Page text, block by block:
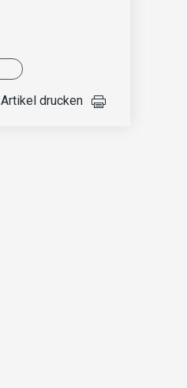
Artikel drucken